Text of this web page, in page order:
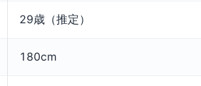
29歳（推定）
180cm